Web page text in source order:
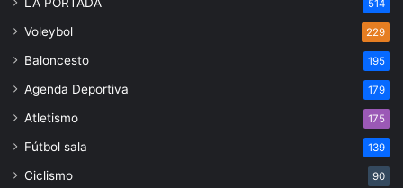
LA PORTADA 514
Voleybol 229
Baloncesto 195
Agenda Deportiva 179
Atletismo 175
Fútbol sala 139
Ciclismo 90